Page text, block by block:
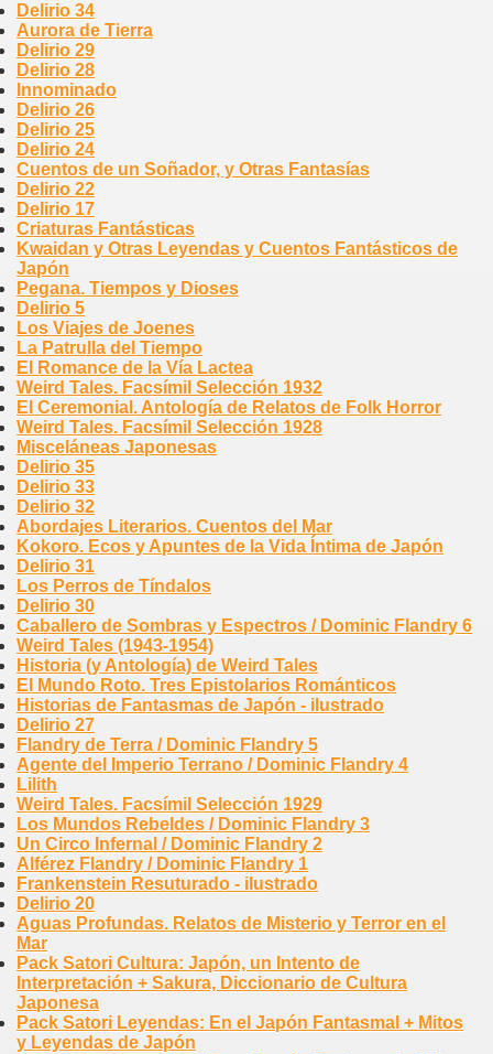
Delirio 34
Aurora de Tierra
Delirio 29
Delirio 28
Innominado
Delirio 26
Delirio 25
Delirio 24
Cuentos de un Soñador, y Otras Fantasías
Delirio 22
Delirio 17
Criaturas Fantásticas
Kwaidan y Otras Leyendas y Cuentos Fantásticos de
Japón
Pegana. Tiempos y Dioses
Delirio 5
Los Viajes de Joenes
La Patrulla del Tiempo
El Romance de la Vía Lactea
Weird Tales. Facsímil Selección 1932
El Ceremonial. Antología de Relatos de Folk Horror
Weird Tales. Facsímil Selección 1928
Misceláneas Japonesas
Delirio 35
Delirio 33
Delirio 32
Abordajes Literarios. Cuentos del Mar
Kokoro. Ecos y Apuntes de la Vida Íntima de Japón
Delirio 31
Los Perros de Tíndalos
Delirio 30
Caballero de Sombras y Espectros / Dominic Flandry 6
Weird Tales (1943-1954)
Historia (y Antología) de Weird Tales
El Mundo Roto. Tres Epistolarios Románticos
Historias de Fantasmas de Japón - ilustrado
Delirio 27
Flandry de Terra / Dominic Flandry 5
Agente del Imperio Terrano / Dominic Flandry 4
Lilith
Weird Tales. Facsímil Selección 1929
Los Mundos Rebeldes / Dominic Flandry 3
Un Circo Infernal / Dominic Flandry 2
Alférez Flandry / Dominic Flandry 1
Frankenstein Resuturado - ilustrado
Delirio 20
Aguas Profundas. Relatos de Misterio y Terror en el
Mar
Pack Satori Cultura: Japón, un Intento de
Interpretación + Sakura, Diccionario de Cultura
Japonesa
Pack Satori Leyendas: En el Japón Fantasmal + Mitos
y Leyendas de Japón